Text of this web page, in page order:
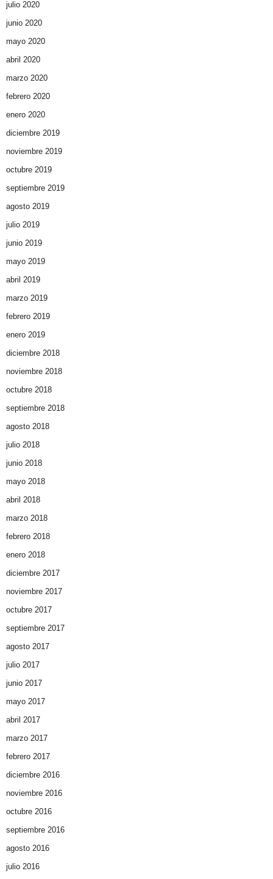
julio 2020
junio 2020
mayo 2020
abril 2020
marzo 2020
febrero 2020
enero 2020
diciembre 2019
noviembre 2019
octubre 2019
septiembre 2019
agosto 2019
julio 2019
junio 2019
mayo 2019
abril 2019
marzo 2019
febrero 2019
enero 2019
diciembre 2018
noviembre 2018
octubre 2018
septiembre 2018
agosto 2018
julio 2018
junio 2018
mayo 2018
abril 2018
marzo 2018
febrero 2018
enero 2018
diciembre 2017
noviembre 2017
octubre 2017
septiembre 2017
agosto 2017
julio 2017
junio 2017
mayo 2017
abril 2017
marzo 2017
febrero 2017
diciembre 2016
noviembre 2016
octubre 2016
septiembre 2016
agosto 2016
julio 2016